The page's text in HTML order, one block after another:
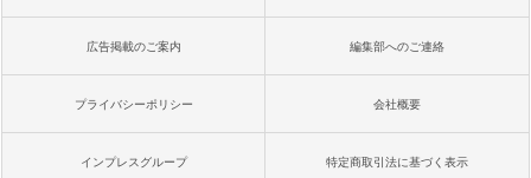
広告掲載のご案内 編集部へのご連絡
プライバシーポリシー 会社概要
インプレスグループ 特定商取引法に基づく表示